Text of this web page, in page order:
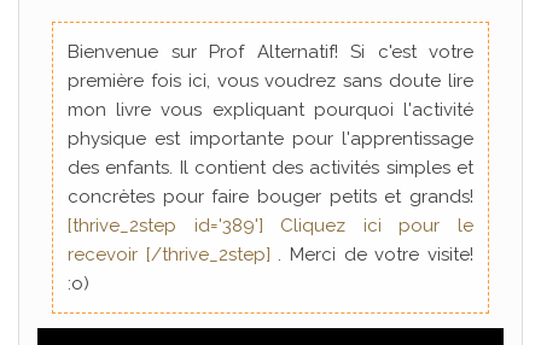
Bienvenue sur Prof Alternatif! Si c'est votre
première fois ici, vous voudrez sans doute lire
mon livre vous expliquant pourquoi l'activité
physique est importante pour l'apprentissage
des enfants. Il contient des activités simples et
concrètes pour faire bouger petits et grands!
[thrive_2step id='389'] Cliquez ici pour le
recevoir [/thrive_2step] . Merci de votre visite!
:o)